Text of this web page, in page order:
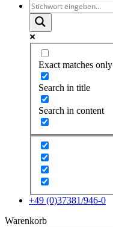
Exact matches only
Search in title
Search in content
+49 (0)37381/946-0
Warenkorbx